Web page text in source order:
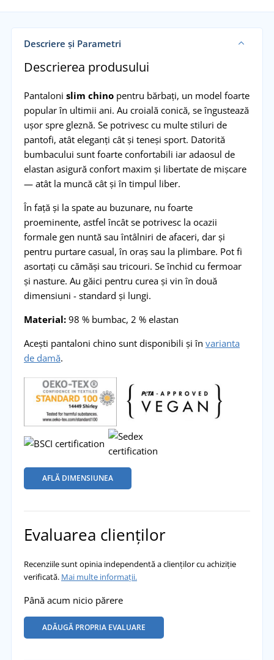
Descriere și Parametri
Descrierea produsului
Pantaloni slim chinopentru bărbați, un model foarte
popular în ultimii ani. Au croială conică, se îngustează
ușor spre gleznă. Se potrivesc cu multe stiluri de
pantofi, atât eleganți cât și teneși sport. Datorită
bumbacului sunt foarte confortabili iar adaosul de
elastan asigură confort maxim și libertate de mișcare
— atât la muncă cât și în timpul liber.
În față și la spate au buzunare, nu foarte
proeminente, astfel încât se potrivesc la ocazii
formale gen nuntă sau întâlniri de afaceri, dar și
pentru purtare casual, în oraș sau la plimbare. Pot fi
asortați cu cămăși sau tricouri. Se închid cu fermoar
și nasture. Au găici pentru curea și vin în două
dimensiuni - standard și lungi.
Material:98 % bumbac, 2 % elastan
Acești pantaloni chino sunt disponibili și în varianta
de damă.
AFLĂ DIMENSIUNEA
Evaluarea clienților
Recenziile sunt opinia independentă a clienților cu achiziție
verificată. Mai multe informații.
Până acum nicio părere
ADĂUGĂ PROPRIA EVALUARE